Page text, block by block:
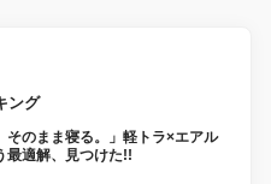
ング
そのまま寝る。」軽トラ×エアル
最適解、見つけた!!